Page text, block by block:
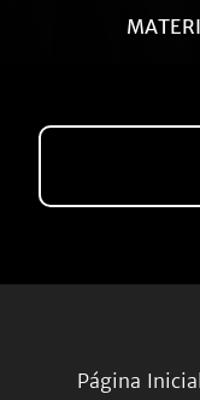
Página Inicial